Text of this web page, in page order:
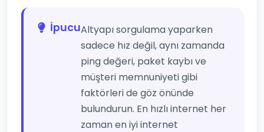
İpucuAltyapı sorgulama yaparken
sadece hız değil, aynı zamanda
ping değeri, paket kaybı ve
müşteri memnuniyeti gibi
faktörleri de göz önünde
bulundurun. En hızlı internet her
zaman en iyi internet